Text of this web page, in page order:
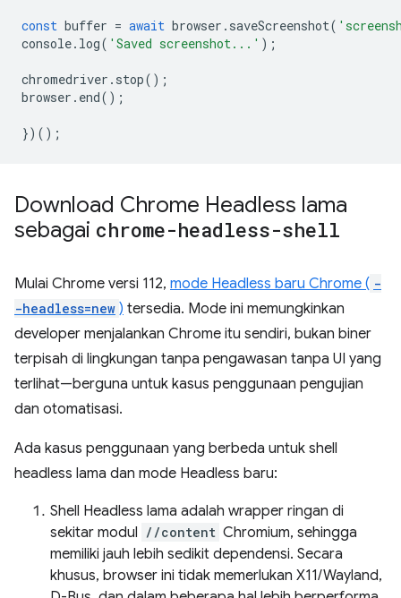
const buffer = await browser . saveScreenshot(
console. log( 'Saved screenshot...' );
chromedriver . stop();
browser . end();
})();
Download Chrome Headless lama
sebagai chrome-headless-shell
Mulai Chrome versi 112, mode Headless baru Chrome ( -
-headless=new ) tersedia. Mode ini memungkinkan
developer menjalankan Chrome itu sendiri, bukan biner
terpisah di lingkungan tanpa pengawasan tanpa UI yang
terlihat—berguna untuk kasus penggunaan pengujian
dan otomatisasi.
Ada kasus penggunaan yang berbeda untuk shell
headless lama dan mode Headless baru:
Shell Headless lama adalah wrapper ringan di
sekitar modul //content Chromium, sehingga
memiliki jauh lebih sedikit dependensi. Secara
khusus, browser ini tidak memerlukan X11/Wayland,